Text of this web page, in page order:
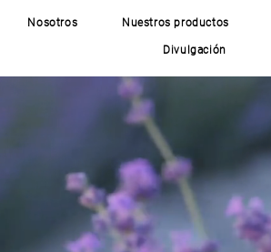
Nosotros Nuestros productos
Divulgación